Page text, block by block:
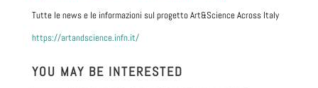
Tutte le news e le informazioni sul progetto Art&Science Across Italy
https://artandscience.infn.it/
YOU MAY BE INTERESTED